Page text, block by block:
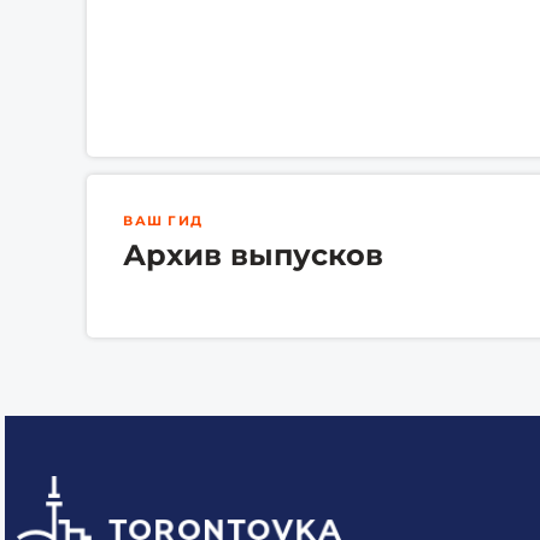
ВАШ ГИД
Архив выпусков